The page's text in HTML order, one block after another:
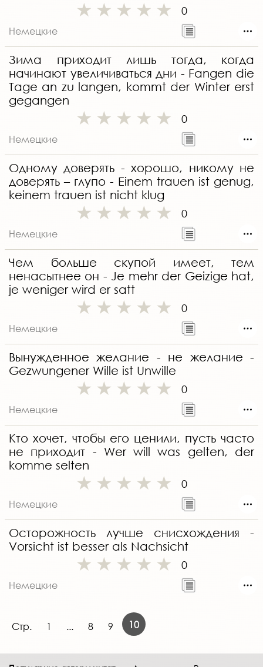
0
Немецкие
Зима приходит лишь тогда, когда
начинают увеличиваться дни - Fangen die
Tage an zu langen, kommt der Winter erst
gegangen
0
Немецкие
Одному доверять - хорошо, никому не
доверять – глупо - Einem trauen ist genug,
keinem trauen ist nicht klug
0
Немецкие
Чем больше скупой имеет, тем
ненасытнее он - Je mehr der Geizige hat,
je weniger wird er satt
0
Немецкие
Вынужденное желание - не желание -
Gezwungener Wille ist Unwille
0
Немецкие
Кто хочет, чтобы его ценили, пусть часто
не приходит - Wer will was gelten, der
komme selten
0
Немецкие
Осторожность лучше снисхождения -
Vorsicht ist besser als Nachsicht
0
Немецкие
Стр. 1 ... 8 9 10